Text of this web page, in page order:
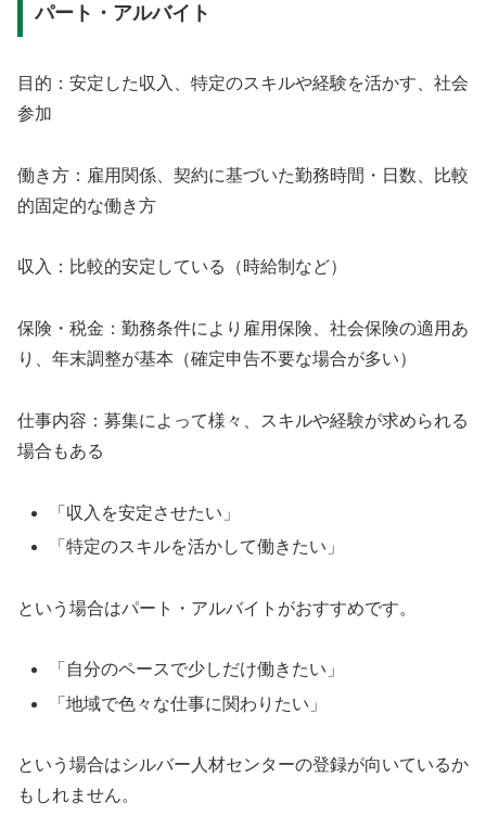
パート・アルバイト
目的：安定した収入、特定のスキルや経験を活かす、社会
参加
働き方：雇用関係、契約に基づいた勤務時間・日数、比較
的固定的な働き方
収入：比較的安定している（時給制など）
保険・税金：勤務条件により雇用保険、社会保険の適用あ
り、年末調整が基本（確定申告不要な場合が多い）
仕事内容：募集によって様々、スキルや経験が求められる
場合もある
「収入を安定させたい」
「特定のスキルを活かして働きたい」
という場合はパート・アルバイトがおすすめです。
「自分のペースで少しだけ働きたい」
「地域で色々な仕事に関わりたい」
という場合はシルバー人材センターの登録が向いているか
もしれません。